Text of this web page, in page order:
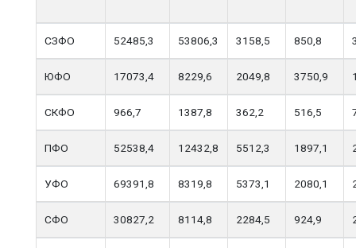
СЗФО 52485,3 53806,3 3158,5 850,8
ЮФО 17073,4 8229,6 2049,8 3750,9
СКФО 966,7 1387,8 362,2 516,5
ПФО 52538,4 12432,8 5512,3 1897,1
УФО 69391,8 8319,8 5373,1 2080,1
СФО 30827,2 8114,8 2284,5 924,9